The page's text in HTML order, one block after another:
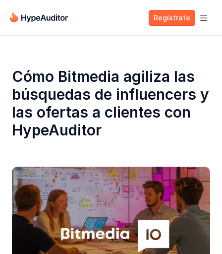
Regístrate 
Cómo Bitmedia agiliza las
búsquedas de influencers y
las ofertas a clientes con
HypeAuditor